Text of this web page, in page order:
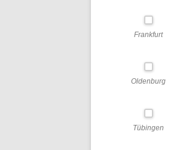
Frankfurt
Oldenburg
Tübingen